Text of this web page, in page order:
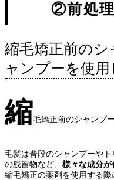
②前処
縮毛矯正前の
ャンプーを使用
縮毛矯正前のシャンプ
毛髪は普段のシャンプーや
の残留物など、 様々な成分が
縮毛矯正の薬剤を使用する際